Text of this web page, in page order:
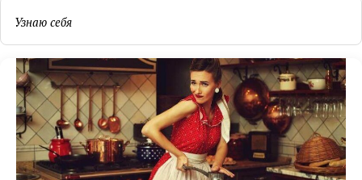
Узнаю себя